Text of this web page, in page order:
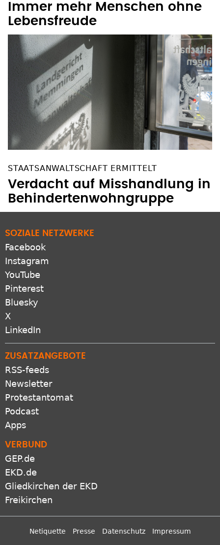
Immer mehr Menschen ohne
Lebensfreude
STAATSANWALTSCHAFT ERMITTELT
Verdacht auf Misshandlung in
Behindertenwohngruppe
SOZIALE NETZWERKE
Facebook
Instagram
YouTube
Pinterest
Bluesky
X
LinkedIn
ZUSATZANGEBOTE
RSS-feeds
Newsletter
Protestantomat
Podcast
Apps
VERBUND
GEP.de
EKD.de
Gliedkirchen der EKD
Freikirchen
Netiquette Presse Datenschutz Impressum